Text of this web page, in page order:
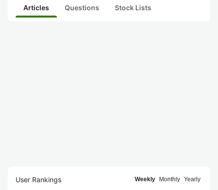
Articles Questions Stock Lists
User Rankings Weekly Monthly Yearly